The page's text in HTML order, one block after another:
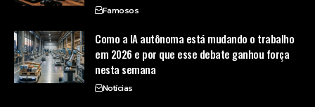
Famosos
Como a IA autônoma está mudando o trabalho
em 2026 e por que esse debate ganhou força
nesta semana
Notícias